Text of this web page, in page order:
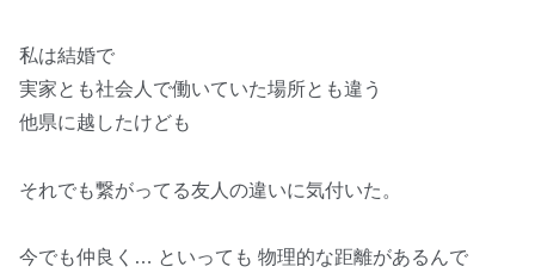
私は結婚で
実家とも社会人で働いていた場所とも違う
他県に越したけども
それでも繋がってる友人の違いに気付いた。
今でも仲良く… といっても 物理的な距離があるんで